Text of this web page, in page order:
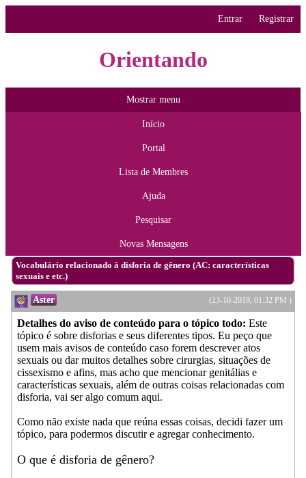
Entrar Registrar
Orientando
Mostrar menu
Início
Portal
Lista de Membres
Ajuda
Pesquisar
Novas Mensagens
Vocabulário relacionado à disforia de gênero (AC: características
sexuais e etc.)
(23-10-2019, 01:32 PM )
Aster
Detalhes do aviso de conteúdo para o tópico todo: Este
tópico é sobre disforias e seus diferentes tipos. Eu peço que
usem mais avisos de conteúdo caso forem descrever atos
sexuais ou dar muitos detalhes sobre cirurgias, situações de
cissexismo e afins, mas acho que mencionar genitálias e
características sexuais, além de outras coisas relacionadas com
disforia, vai ser algo comum aqui.
Como não existe nada que reúna essas coisas, decidi fazer um
tópico, para podermos discutir e agregar conhecimento.
O que é disforia de gênero?